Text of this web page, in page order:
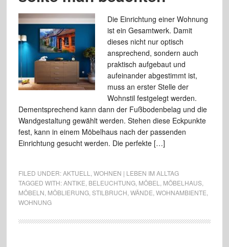
Die Einrichtung einer Wohnung
ist ein Gesamtwerk. Damit
dieses nicht nur optisch
ansprechend, sondern auch
praktisch aufgebaut und
aufeinander abgestimmt ist,
muss an erster Stelle der
Wohnstil festgelegt werden.
Dementsprechend kann dann der Fußbodenbelag und die
Wandgestaltung gewählt werden. Stehen diese Eckpunkte
fest, kann in einem Möbelhaus nach der passenden
Einrichtung gesucht werden. Die perfekte […]
FILED UNDER:AKTUELL
WOHNEN | LEBEN IM ALLTAG
TAGGED WITH:ANTIKE BELEUCHTUNG, MÖBEL MÖBELHAUS,
MÖBELN MÖBLIERUNG, STILBRUCH WÄNDE WOHNAMBIENTE
WOHNUNG